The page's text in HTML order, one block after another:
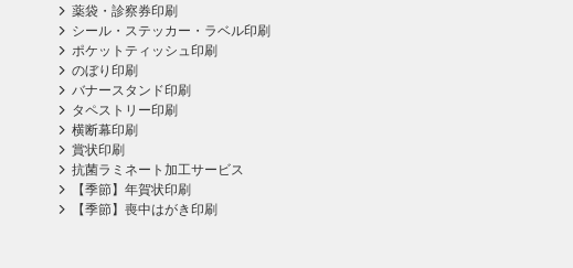
薬袋・診察券印刷
シール・ステッカー・ラベル印刷
ポケットティッシュ印刷
のぼり印刷
バナースタンド印刷
タペストリー印刷
横断幕印刷
賞状印刷
抗菌ラミネート加工サービス
【季節】年賀状印刷
【季節】喪中はがき印刷